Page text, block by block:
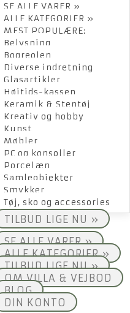
SE ALLE VARER »
ALLE KATEGORIER »
MEST POPULÆRE:
Belysning
Bogreolen
Diverse indretning
Glasartikler
Højtids-kassen
Keramik & Stentøj
Kreativ og hobby
Kunst
Møbler
PC og konsoller
Porcelæn
Samleobjekter
Smykker
Tøj, sko og accessories
TILBUD LIGE NU »
SE ALLE VARER »
ALLE KATEGORIER »
TILBUD LIGE NU »
OM VILLA & VEJBOD
BLOG
DIN KONTO